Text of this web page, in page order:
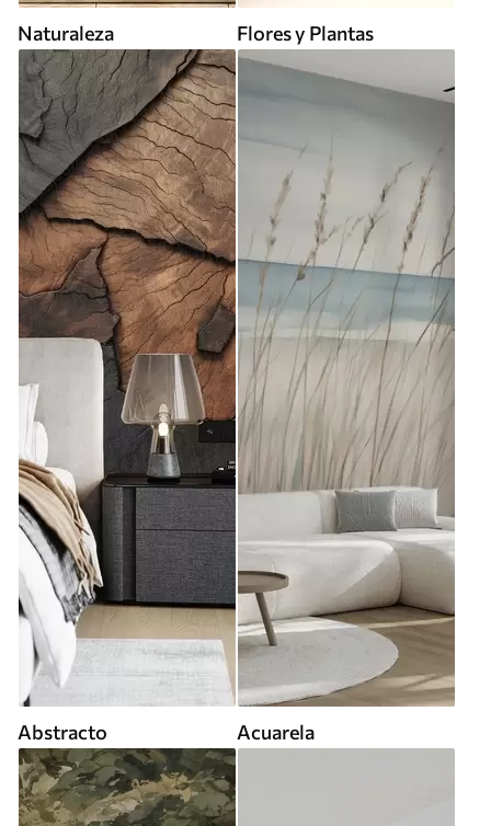
Naturaleza Flores y Plantas
Abstracto Acuarela